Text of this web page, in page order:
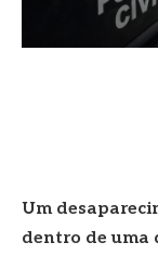
Um
dentro de uma